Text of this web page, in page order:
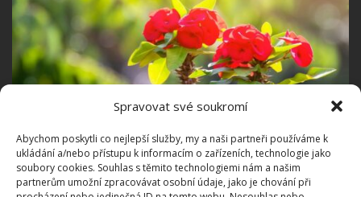
Spravovat své soukromí
Abychom poskytli co nejlepší služby, my a naši partneři používáme k
ukládání a/nebo přístupu k informacím o zařízeních, technologie jako
soubory cookies. Souhlas s těmito technologiemi nám a našim
partnerům umožní zpracovávat osobní údaje, jako je chování při
Fotografie: Freepik